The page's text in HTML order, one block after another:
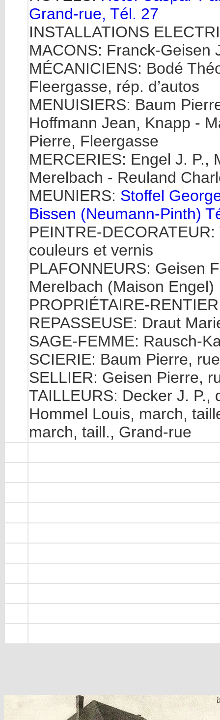
Grand-rue, Tél. 27
INSTALLATIONS
MACONS: Franck-Geisen
MÉCANICIENS: Bodé
Fleergasse, rép. d’autos
MENUISIERS: Baum
Hoffmann Jean, Knapp -
Pierre, Fleergasse
MERCERIES: Engel J. P.,
Merelbach - Reuland
MEUNIERS: Stoffel
Bissen (Neumann-Pinth)
PEINTRE-
couleurs et vernis
PLAFONNEURS: Geisen
Merelbach (Maison Engel)
PROPRIÉTAIRE-
REPASSEUSE: Draut
SAGE-FEMME: Rausch-
SCIERIE: Baum Pierre,
SELLIER: Geisen Pierre,
TAILLEURS: Decker J.
Hommel Louis, march,
march, taill., Grand-rue